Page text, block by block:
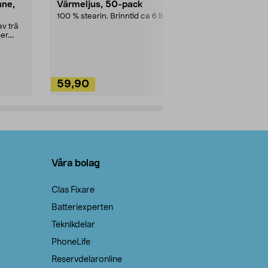
trä
Värmeljus, 50-pack
100 % stearin. Brinntid ca 6 tim.
59,90
Våra bolag
Clas Fixare
Batteriexperten
Teknikdelar
PhoneLife
Reservdelaronline